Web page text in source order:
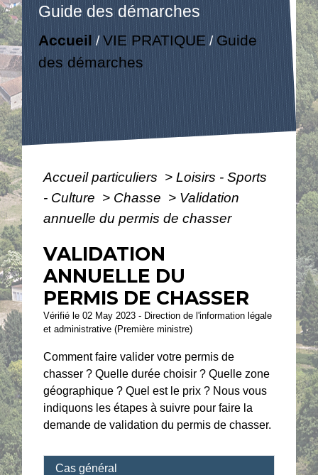
Guide des démarches
Accueil /VIE PRATIQUE / Guide
des démarches
Accueil particuliers > Loisirs - Sports
- Culture > Chasse > Validation
annuelle du permis de chasser
VALIDATION
ANNUELLE DU
PERMIS DE CHASSER
Vérifié le 02 May 2023 - Direction de l'information légale
et administrative (Première ministre)
Comment faire valider votre permis de
chasser ? Quelle durée choisir ? Quelle zone
géographique ? Quel est le prix ? Nous vous
indiquons les étapes à suivre pour faire la
demande de validation du permis de chasser.
Cas général